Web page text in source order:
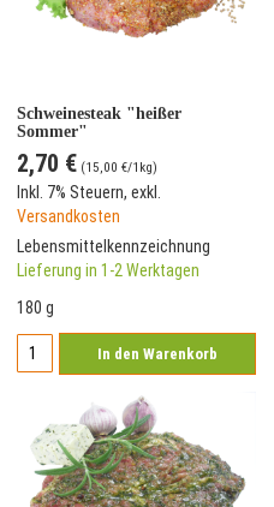
Schweinesteak "heißer
Sommer"
2,70 € (15,00 €/1kg)
Inkl. 7% Steuern, exkl.
Versandkosten
Lebensmittelkennzeichnung
Lieferung in 1-2 Werktagen
180 g
In den Warenkorb